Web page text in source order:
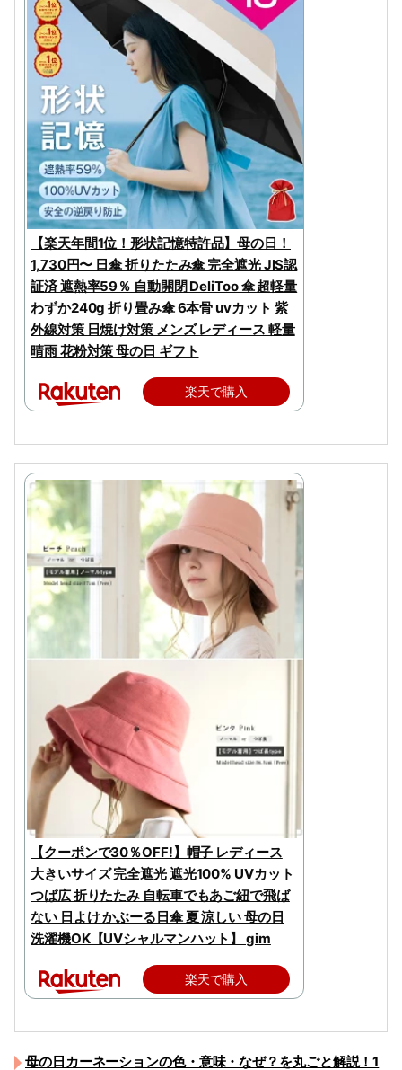
【楽天年間1位！形状記憶特許品】母の日！
1,730円〜 日傘 折りたたみ傘 完全遮光 JIS認
証済 遮熱率59％ 自動開閉 DeliToo 傘 超軽量
わずか240g 折り畳み傘 6本骨 uvカット 紫
外線対策 日焼け対策 メンズ レディース 軽量
晴雨 花粉対策 母の日 ギフト
楽天で購入
【クーポンで30％OFF!】帽子 レディース
大きいサイズ 完全遮光 遮光100% UVカット
つば広 折りたたみ 自転車でもあご紐で飛ば
ない 日よけ かぶーる日傘 夏 涼しい 母の日
洗濯機OK【UVシャルマンハット】 gim
楽天で購入
母の日カーネーションの色・意味・なぜ？を丸ごと解説！1